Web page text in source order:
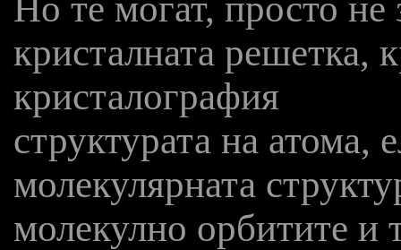
Но те могат, просто не
кристалната решетка,
кристалография
структурата на атома,
молекулярната
молекулно орбитите и